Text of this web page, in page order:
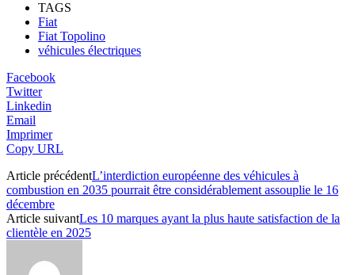
TAGS
Fiat
Fiat Topolino
véhicules électriques
Facebook
Twitter
Linkedin
Email
Imprimer
Copy URL
Article précédentL’interdiction européenne des véhicules à
combustion en 2035 pourrait être considérablement assouplie le 16
décembre
Article suivantLes 10 marques ayant la plus haute satisfaction de la
clientèle en 2025